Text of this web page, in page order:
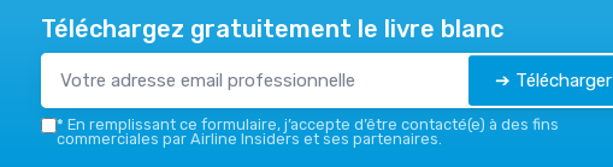
Téléchargez gratuitement le livre blanc
➔ Télécharger
* En remplissant ce formulaire, j’accepte d’être contacté(e) à des fins
commerciales par Airline Insiders et ses partenaires.